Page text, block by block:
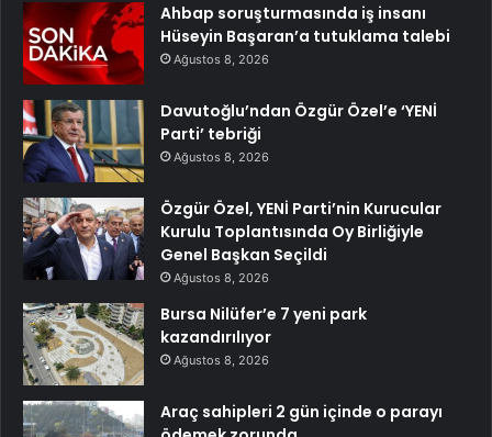
Ahbap soruşturmasında iş insanı
Hüseyin Başaran’a tutuklama talebi
Ağustos 8, 2026
Davutoğlu’ndan Özgür Özel’e ‘YENİ
Parti’ tebriği
Ağustos 8, 2026
Özgür Özel, YENİ Parti’nin Kurucular
Kurulu Toplantısında Oy Birliğiyle
Genel Başkan Seçildi
Ağustos 8, 2026
Bursa Nilüfer’e 7 yeni park
kazandırılıyor
Ağustos 8, 2026
Araç sahipleri 2 gün içinde o parayı